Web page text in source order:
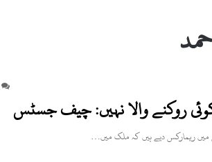
روکنے والا نہیں: چیف جسٹس
ریمارکس دیے ہیں کہ ملک میں…